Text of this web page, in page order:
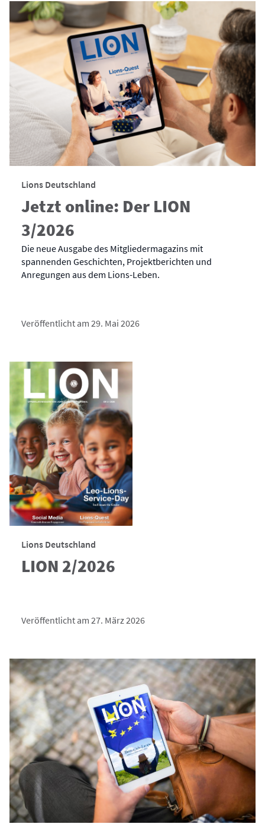
Lions Deutschland
Jetzt online: Der LION
3/2026
Die neue Ausgabe des Mitgliedermagazins mit
spannenden Geschichten, Projektberichten und
Anregungen aus dem Lions-Leben.
Veröffentlicht am 29. Mai 2026
Lions Deutschland
LION 2/2026
Veröffentlicht am 27. März 2026